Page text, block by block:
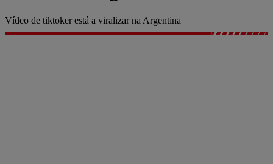
Vídeo de tiktoker está a viralizar na Argentina